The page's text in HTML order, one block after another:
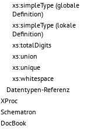
xs:simpleType (globale
Definition)
xs:simpleType (lokale
Definition)
xs:totalDigits
xs:union
xs:unique
xs:whitespace
Datentypen-Referenz
XProc
Schematron
DocBook